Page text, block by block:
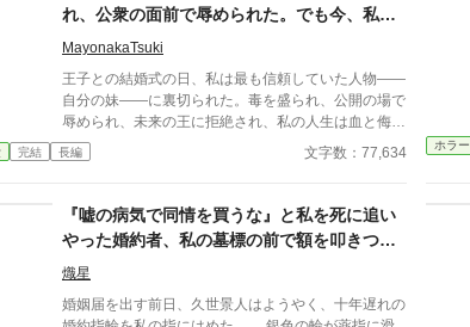
れ、公衆の面前で辱められた。でも今、私は
時を戻し、運命を変えに来た。
MayonakaTsuki
王子との結婚式の日、私は最も信頼していた人物――
自分の妹――に裏切られた。毒を盛られ、公開の場で
辱められ、未来の王に拒絶され、私の人生は血と侮辱
の中でそこで終わったかのように思えた。しかし、死
が私を迎えたとき、不可能なことが起きた――私は同
そして一撃の記憶をそのまま覚えていた。今、二度目
のチャンスを得た私は、ただ一つの使命を持つ――真
実を突き止め、奪われたものを取り戻し、私を破滅さ
せた者たちにその代償を払わせる。もはや、何も以前
のままではない。何も許されない。
完結 長編 文字数：77,634 ホラー
『嘘の病気で同情を買うな』と私を死に追い
やった婚約者、私の墓標の前で額を叩きつ
け、血の涙を流して号泣する大破滅！
熾星
婚姻届を出す前日、久世景人はようやく、十年遅れの